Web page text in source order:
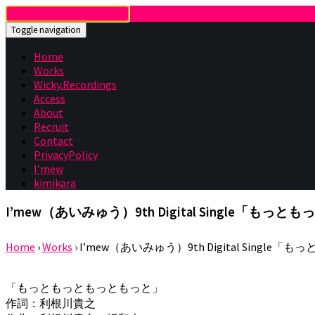
Toggle navigation
Home
Works
Wicky.Recordings
Access
About
Recruit
Contact
PrivacyPolicy
I’mew
kimikara
I’mew（あいみゅう）9th Digital Single「もっとも
Home ›Works › I’mew（あいみゅう）9th Digital Single「もっ
「もっともっともっともっと」
作詞：利根川貴之